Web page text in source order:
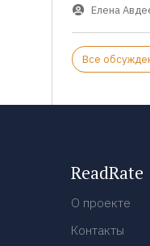
Елена
Все
ReadRate
О проекте
Контакты